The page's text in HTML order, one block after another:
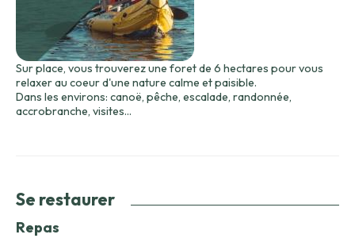
Sur place, vous trouverez une foret de 6 hectares pour vous
relaxer au coeur d'une nature calme et paisible.
Dans les environs: canoë, pêche, escalade, randonnée,
accrobranche, visites...
Se restaurer
Repas